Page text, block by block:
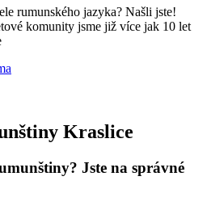
rumunského jazyka? Našli jste!
komunity jsme již více jak 10 let
Kraslice
Jste na správné